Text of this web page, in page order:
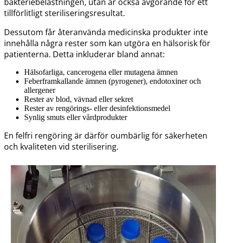
tillförlitligt steriliseringsresultat.
Dessutom får återanvända medicinska produkter inte
innehålla några rester som kan utgöra en hälsorisk för
patienterna. Detta inkluderar bland annat:
Hälsofarliga, cancerogena eller mutagena ämnen
Feberframkallande ämnen (pyrogener), endotoxiner och
allergener
Rester av blod, vävnad eller sekret
Rester av rengörings- eller desinfektionsmedel
Synlig smuts eller vårdprodukter
En felfri rengöring är därför oumbärlig för säkerheten
och kvaliteten vid sterilisering.